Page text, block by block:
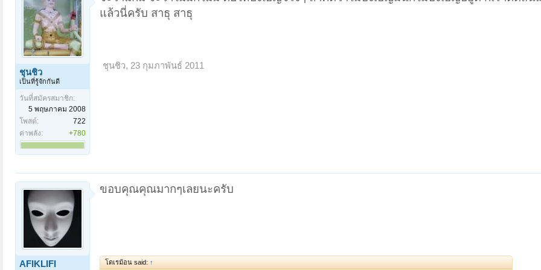
ชุนชิว
เป็นที่รู้จักกันดี
วันที่สมัครสมาชิก:
5 พฤษภาคม 2008
โพสต์:
722
ค่าพลัง:
+780
แล้วนี่ครับ สาธุ สาธุ
ชุนชิว, 23 กุมภาพันธ์ 2011
AFIKLIFI
ขอบคุณคุณมากๆเลยนะครับ
โดเรม้อน said: ↑